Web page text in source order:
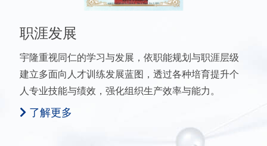
职涯发展
宇隆重视同仁的学习与发展，依职能规划与职涯层级
建立多面向人才训练发展蓝图，透过各种培育提升个
人专业技能与绩效，强化组织生产效率与能力。
了解更多